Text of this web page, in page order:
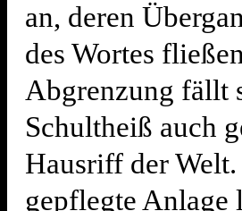
an, deren
des Wortes
Abgrenzung fällt
Schultheiß auch
Hausriff der
gepflegte Anlage